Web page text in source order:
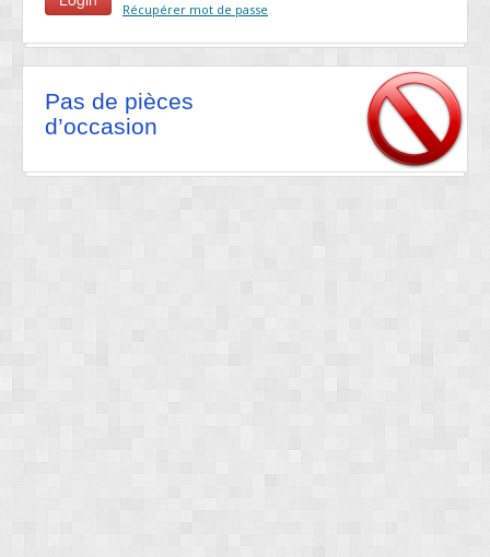
Récupérer mot de passe
Pas de pièces
d’occasion